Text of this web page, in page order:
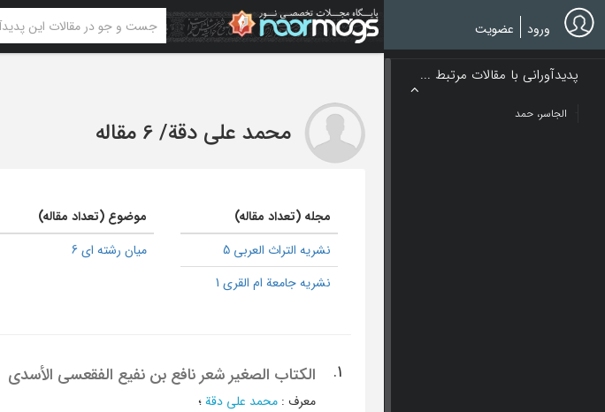
Skip
to
main
ورود عضویت
پدیدآورانی با مقالات مرتبط ...
الجاسر، حمد
محمد علی دقة/6 مقاله
مجله (تعداد مقاله)
نشریه التراث العربی 5
نشریه جامعة ام القری 1
موضوع (تعداد مقاله)
میان رشته ای 6
1. الکتاب الصغیر شعر نافع بن نفیع الفقعسی الأسدی
معرف : محمد علی دقة؛